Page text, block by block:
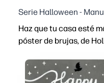
Serie Halloween -
Haz que tu casa esté
póster de brujas, de